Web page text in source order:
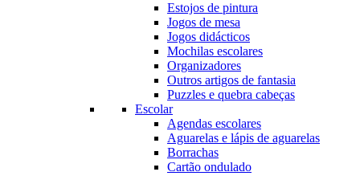
Estojos de pintura
Jogos de mesa
Jogos didácticos
Mochilas escolares
Organizadores
Outros artigos de fantasia
Puzzles e quebra cabeças
Escolar
Agendas escolares
Aguarelas e lápis de aguarelas
Borrachas
Cartão ondulado